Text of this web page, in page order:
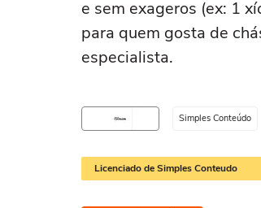
e sem exageros (ex: 1
para quem gosta de
especialista.
Simples Conteúdo
Licenciado de Simples Conteudo